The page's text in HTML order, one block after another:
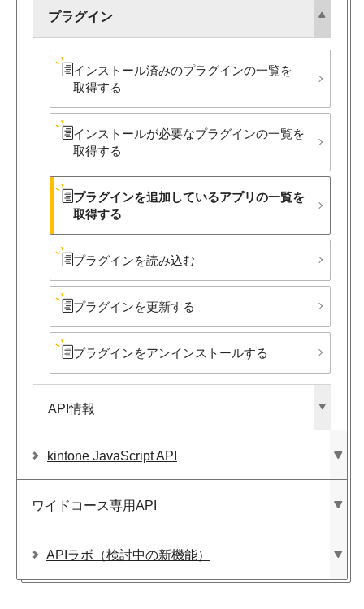
プラグイン
インストール済みの​プラグインの​一覧を​
取得する
インストールが​必要な​プラグインの​一覧を​
取得する
プラグインを​追加している​アプリの​一覧を​
取得する
プラグインを​読み込む
プラグインを​更新する
プラグインを​アンインストールする
API情報
kintone JavaScript API
ワイドコース専用API
APIラボ​（検討中の​新機能）